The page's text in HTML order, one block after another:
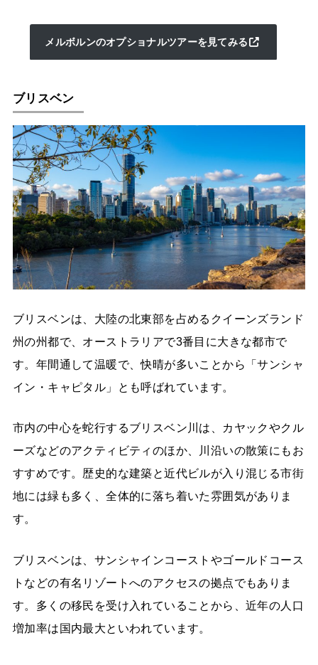
メルボルンのオプショナルツアーを見てみる
ブリスベン
ブリスベンは、大陸の北東部を占めるクイーンズランド
州の州都で、オーストラリアで3番目に大きな都市で
す。年間通して温暖で、快晴が多いことから「サンシャ
イン・キャピタル」とも呼ばれています。
市内の中心を蛇行するブリスベン川は、カヤックやクル
ーズなどのアクティビティのほか、川沿いの散策にもお
すすめです。歴史的な建築と近代ビルが入り混じる市街
地には緑も多く、全体的に落ち着いた雰囲気がありま
す。
ブリスベンは、サンシャインコーストやゴールドコース
トなどの有名リゾートへのアクセスの拠点でもありま
す。多くの移民を受け入れていることから、近年の人口
増加率は国内最大といわれています。